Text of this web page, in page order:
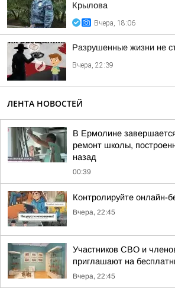
Крылова
Вчера, 18:06
Разрушенные жизни не
Вчера, 22:39
ЛЕНТА НОВОСТЕЙ
В Ермолине
ремонт школы,
назад
00:39
Контролируйте онлайн-
Вчера, 22:45
Участников СВО и
приглашают на
Вчера, 22:45